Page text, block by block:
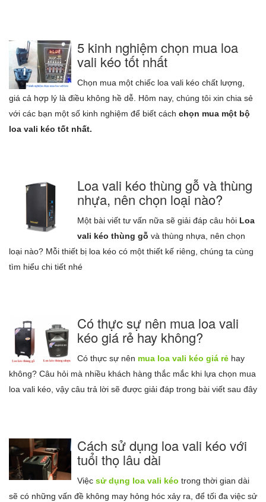
5 kinh nghiệm chọn mua loa
vali kéo tốt nhất
Chọn mua một chiếc loa vali kéo chất lượng,
giá cả hợp lý là điều không hề dễ. Hôm nay, chúng tôi xin chia sẻ
với các bạn một số kinh nghiệm để biết cách chọn mua một bộ
loa vali kéo tốt nhất.
Loa vali kéo thùng gỗ và thùng
nhựa, nên chọn loại nào?
Một bài viết tư vấn nữa sẽ giải đáp câu hỏi Loa
vali kéo thùng gỗ và thùng nhựa, nên chọn
loại nào? Mỗi thiết bị loa kéo có một thiết kế riêng, chúng ta cùng
tìm hiểu chi tiết nhé
Có thực sự nên mua loa vali
kéo giá rẻ hay không?
Có thực sự nên mua loa vali kéo giá rẻhay
không? Câu hỏi mà nhiều khách hàng thắc mắc khi lựa chọn mua
loa vali kéo, vậy câu trả lời sẽ được giải đáp trong bài viết sau đây
Cách sử dụng loa vali kéo với
tuổi thọ lâu dài
Việc sử dụng loa vali kéo trong thời gian dài
sẽ có những vấn đề không may hỏng hóc xảy ra, để tối đa việc sử